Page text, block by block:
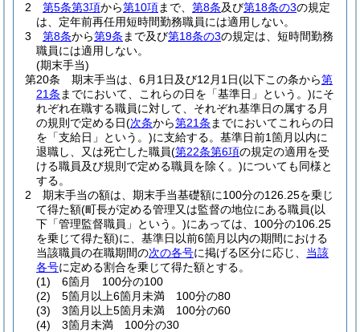
2
第5条第3項から第10項まで、 第8条及び第18条の3の規定
は、定年前再任用短時間勤務職員には適用しない。
3
第8条から第9条 まで及び第18条の3の規定は、短時間勤務
職員には適用しない。
(期末手当)
第20条
期末手当は、6月1日及び12月1日(以下この条から第
21条 までにおいて、これらの日を「基準日」という。)にそ
れぞれ在職する職員に対して、それぞれ基準日の属する月
の規則で定める日(次条から第21条 までにおいてこれらの日
を「支給日」という。)に支給する。 基準日前1箇月以内に
退職し、又は死亡した職員(第22条第6項の規定の適用を受
ける職員及び規則で定める職員を除く。)についても同様と
する。
2
期末手当の額は、期末手当基礎額に100分の126.25を乗じ
て得た額(町長が定める管理又は監督の地位にある職員(以
下「管理監督職員」という。)にあっては、100分の106.25
を乗じて得た額)に、基準日以前6箇月以内の期間における
当該職員の在職期間の次の各号に掲げる区分に応じ、 当該
各号に定める割合を乗じて得た額とする。
(1)
6箇月 100分の100
(2)
5箇月以上6箇月未満 100分の80
(3)
3箇月以上5箇月未満 100分の60
(4)
3箇月未満 100分の30